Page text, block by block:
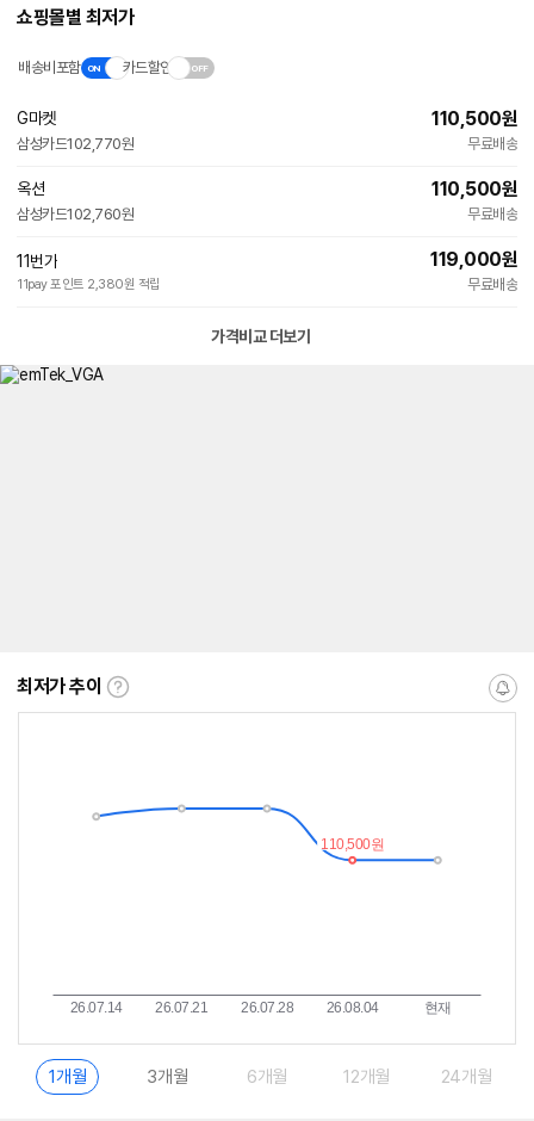
쇼핑몰별 최저가
배송비포함 카드할인
G마켓
삼성카드102,770원
110,500원
무료배송
옥션
삼성카드102,760원
110,500원
무료배송
11번가
11pay 포인트 2,380원 적립
119,000원
무료배송
가격비교 더보기
최저가 추이
최
알
1개월 3개월 6개월 12개월 24개월